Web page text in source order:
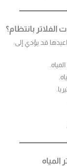
بانتظام؟
قد يؤدي إلى: